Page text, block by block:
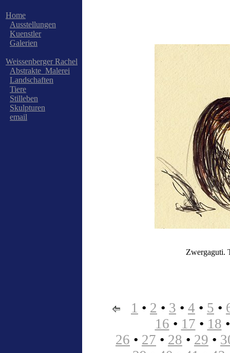
Home
Ausstellungen
Kuenstler
Galerien
Weissenberger Rachel
Abstrakte_Malerei
Landschaften
Tiere
Stilleben
Skulpturen
email
Zwergaguti.
1 • 2 • 3 • 4 • 5 •
16 • 17 • 18
26 • 27 • 28 • 29 •